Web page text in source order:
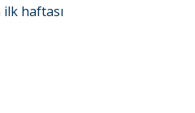
haftası